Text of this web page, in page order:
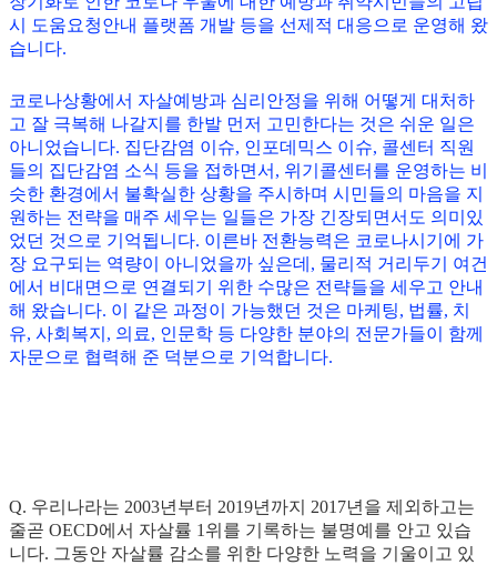
시 도움요청안내 플랫폼 개발 등을 선제적 대응으로 운영해 왔
습니다.
코로나상황에서 자살예방과 심리안정을 위해 어떻게 대처하
고 잘 극복해 나갈지를 한발 먼저 고민한다는 것은 쉬운 일은
아니었습니다. 집단감염 이슈, 인포데믹스 이슈, 콜센터 직원
들의 집단감염 소식 등을 접하면서, 위기콜센터를 운영하는 비
슷한 환경에서 불확실한 상황을 주시하며 시민들의 마음을 지
원하는 전략을 매주 세우는 일들은 가장 긴장되면서도 의미있
었던 것으로 기억됩니다. 이른바 전환능력은 코로나시기에 가
장 요구되는 역량이 아니었을까 싶은데, 물리적 거리두기 여건
에서 비대면으로 연결되기 위한 수많은 전략들을 세우고 안내
해 왔습니다. 이 같은 과정이 가능했던 것은 마케팅, 법률, 치
유, 사회복지, 의료, 인문학 등 다양한 분야의 전문가들이 함께
자문으로 협력해 준 덕분으로 기억합니다.
Q. 우리나라는 2003년부터 2019년까지 2017년을 제외하고는
줄곧 OECD에서 자살률 1위를 기록하는 불명예를 안고 있습
니다. 그동안 자살률 감소를 위한 다양한 노력을 기울이고 있